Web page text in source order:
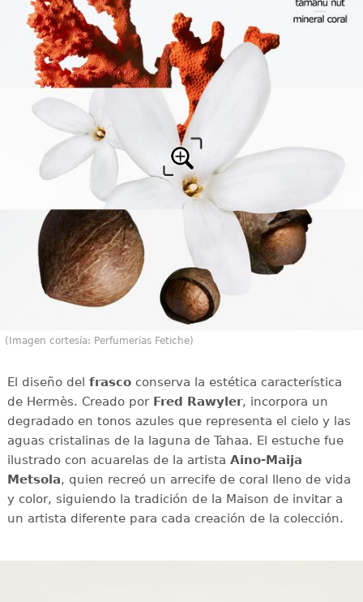
(Imagen cortesía: Perfumerías Fetiche)
El diseño del frascoconserva la estética característica
de Hermès. Creado por Fred Rawyler, incorpora un
degradado en tonos azules que representa el cielo y las
aguas cristalinas de la laguna de Tahaa. El estuche fue
ilustrado con acuarelas de la artista Aino-Maija
Metsola, quien recreó un arrecife de coral lleno de vida
y color, siguiendo la tradición de la Maison de invitar a
un artista diferente para cada creación de la colección.